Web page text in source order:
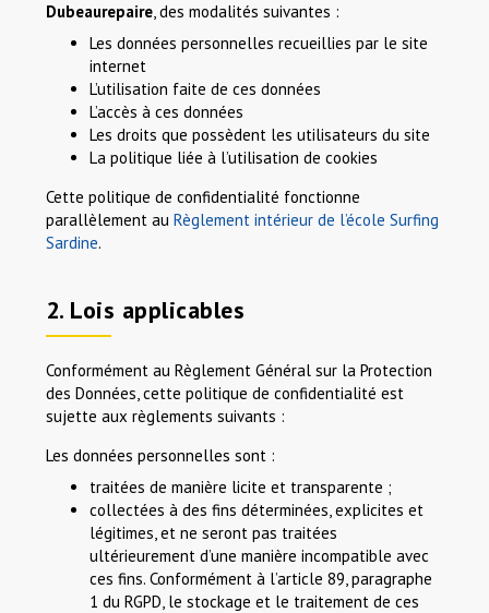
Dubeaurepaire, des modalités suivantes :
Les données personnelles recueillies par le site
internet
L’utilisation faite de ces données
L’accès à ces données
Les droits que possèdent les utilisateurs du site
La politique liée à l’utilisation de cookies
Cette politique de confidentialité fonctionne
parallèlement au Règlement intérieur de l’école Surfing
Sardine.
2. Lois applicables
Conformément au Règlement Général sur la Protection
des Données, cette politique de confidentialité est
sujette aux règlements suivants :
Les données personnelles sont :
traitées de manière licite et transparente ;
collectées à des fins déterminées, explicites et
légitimes, et ne seront pas traitées
ultérieurement d’une manière incompatible avec
ces fins. Conformément à l’article 89, paragraphe
1 du RGPD, le stockage et le traitement de ces